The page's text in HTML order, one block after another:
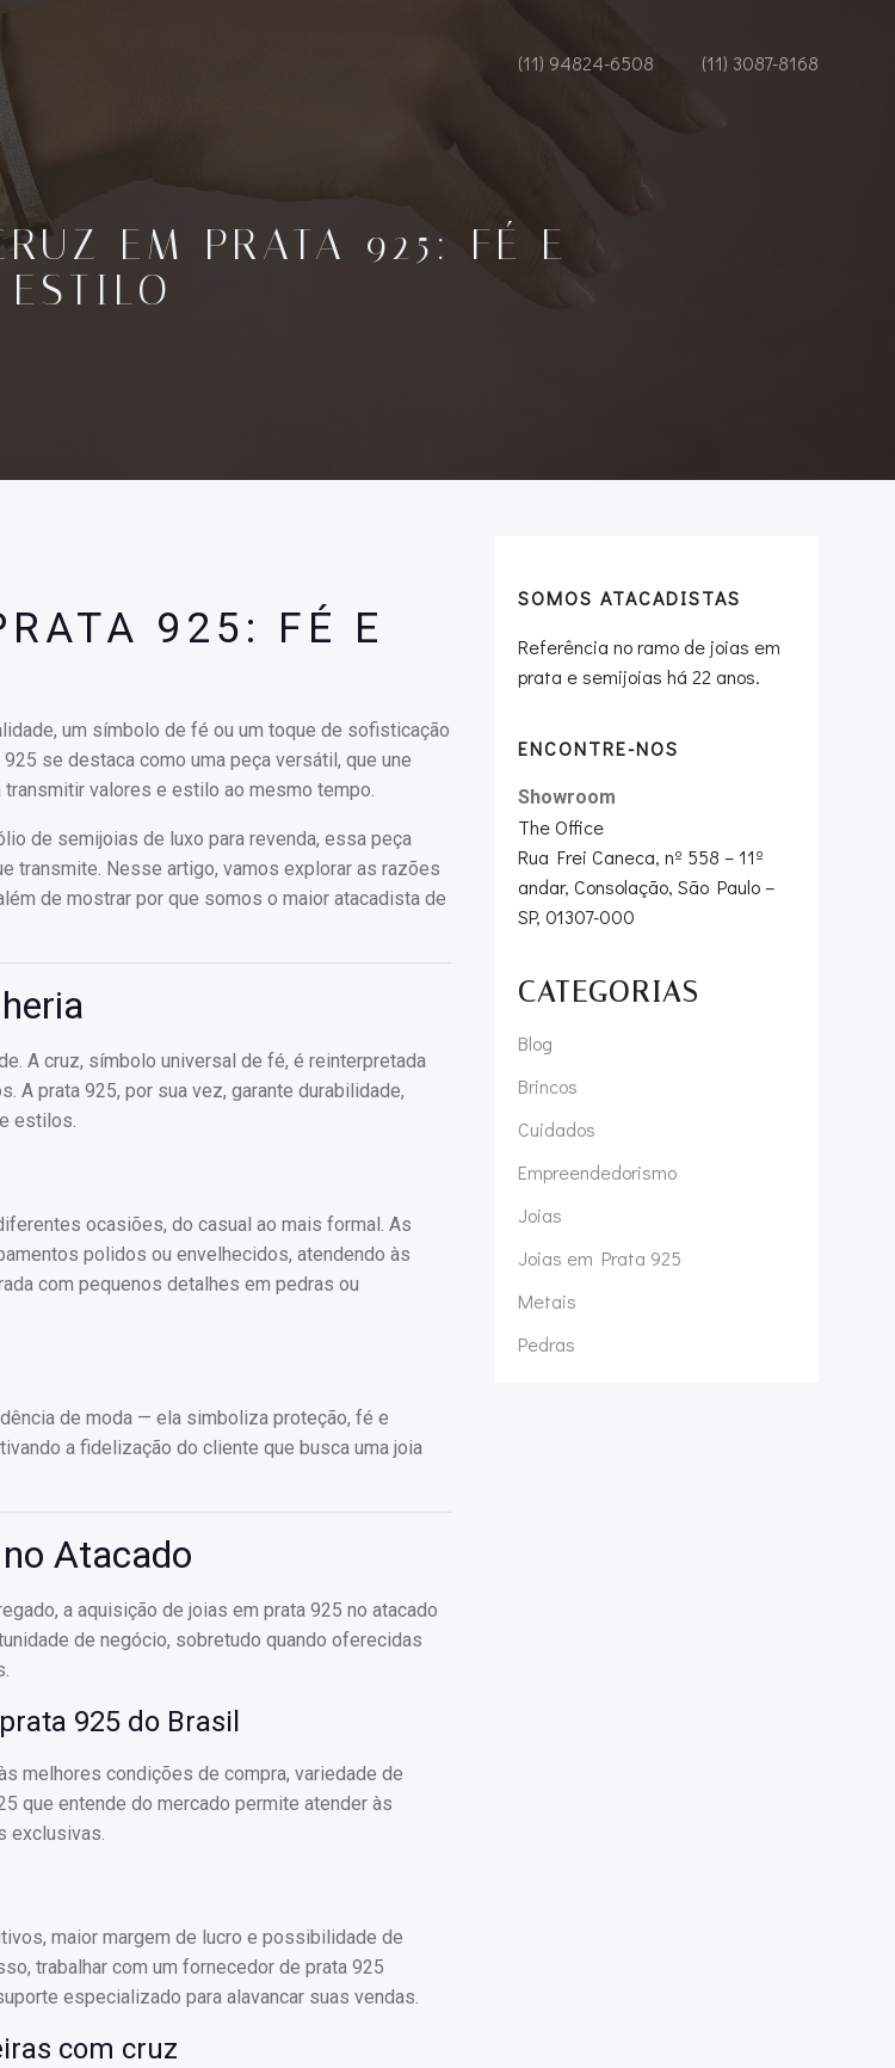
(11) 94824-6508 (11) 3087-8168
EM PRATA 925: FÉ E
ESTILO
925: FÉ E
um símbolo de fé ou um toque de sofisticação
se destaca como uma peça versátil, que une
valores e estilo ao mesmo tempo.
de semijoias de luxo para revenda, essa peça
transmite. Nesse artigo, vamos explorar as razões
de mostrar por que somos o maior atacadista de
A cruz, símbolo universal de fé, é reinterpretada
A prata 925, por sua vez, garante durabilidade,
estilos.
ocasiões, do casual ao mais formal. As
polidos ou envelhecidos, atendendo às
com pequenos detalhes em pedras ou
de moda — ela simboliza proteção, fé e
a fidelização do cliente que busca uma joia
Atacado
a aquisição de joias em prata 925 no atacado
de negócio, sobretudo quando oferecidas
925 do Brasil
melhores condições de compra, variedade de
que entende do mercado permite atender às
exclusivas.
maior margem de lucro e possibilidade de
trabalhar com um fornecedor de prata 925
especializado para alavancar suas vendas.
com cruz
SOMOS ATACADISTAS
Referência no ramo de joias em
prata e semijoias há 22 anos.
ENCONTRE-NOS
Showroom
The Office
Rua Frei Caneca, nº 558 – 11º
andar, Consolação, São Paulo –
SP, 01307-000
CATEGORIAS
Blog
Brincos
Cuidados
Empreendedorismo
Joias
Joias em Prata 925
Metais
Pedras